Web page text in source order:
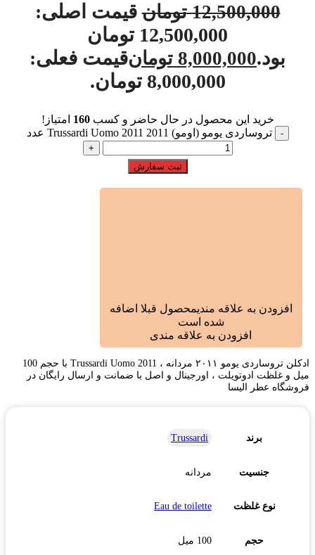
12,500,000 تومان قیمت اصلی:
12,500,000 تومان
بود.8,000,000 تومانقیمت فعلی:
8,000,000 تومان.
خرید این محصول در حال حاضر و کسب160 امتیاز!
تروساردی یومو (اومو) 2011 Trussardi Uomo 2011 عدد
ثبت سفارش
افزودن به علاقه مندیمحصول قبلا اضافه
شده است
افزودن به علاقه مندی
ادکلن تروساردی یومو ۲۰۱۱ مردانه ، Trussardi Uomo 2011 با حجم 100
میل و غلظت ادوتویلت ، اورجینال و اصل با ضمانت و ارسال رایگان در
فروشگاه عطر الیسا
برند Trussardi
جنسیت مردانه
نوع غلظت Eau de toilette
حجم 100 میل